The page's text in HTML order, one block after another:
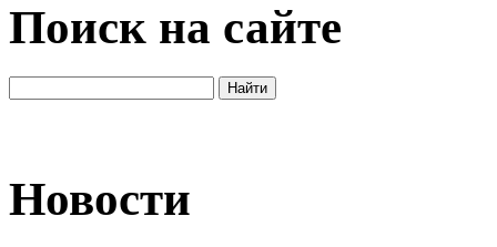
Поиск на сайте
Новости